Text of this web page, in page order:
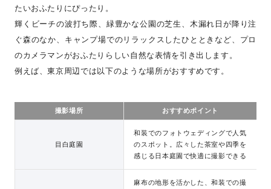
たいおふたりにぴったり。
輝くビーチの波打ち際、緑豊かな公園の芝生、木漏れ日が降り注
ぐ森のなか、キャンプ場でのリラックスしたひとときなど、プロ
のカメラマンがおふたりらしい自然な表情を引き出します。
例えば、東京周辺では以下のような場所がおすすめです。
撮影場所 おすすめポイント
目白庭園
和装でのフォトウェディングで人気
のスポット。広々した茶室や四季を
感じる日本庭園で快適に撮影できる
麻布の地形を活かした、和装での撮